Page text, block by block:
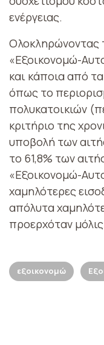
ενέργειας.
Ολοκληρώνοντας
«Εξοικονομώ-
και κάποια από
όπως το
πολυκατοικιών
κριτήριο της
υποβολή των
το 61,8% των
«Εξοικονομώ-
χαμηλότερες
απόλυτα
προερχόταν
εξοικονομώ